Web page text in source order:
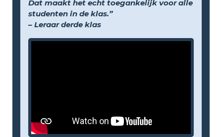
Dat maakt het echt toegankelijk voor alle
studenten in de klas.”
– Leraar derde klas